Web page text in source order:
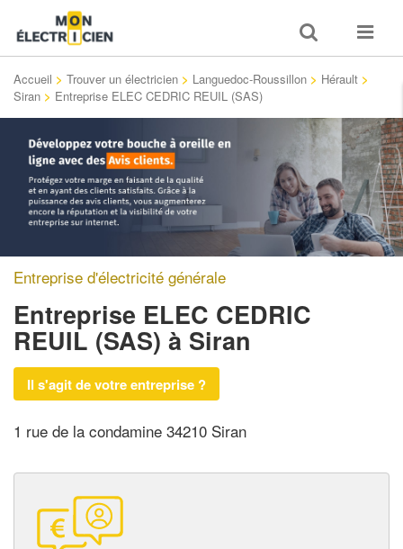
Toggle
search
Toggle
Accueil > Trouver un électricien > Languedoc-Roussillon > Hérault >
Siran > Entreprise ELEC CEDRIC REUIL (SAS)
Entreprise d'électricité générale
Entreprise ELEC CEDRIC
REUIL (SAS) à Siran
Il s'agit de votre entreprise ?
1 rue de la condamine 34210 Siran